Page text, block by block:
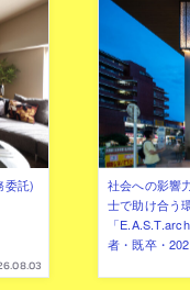
委託)
社会への影響
士で助け合う
「
者・既卒・